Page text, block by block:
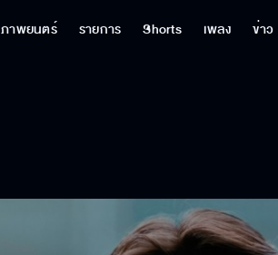
ภาพยนตร์ รายการ Shorts เพลง ข่าว